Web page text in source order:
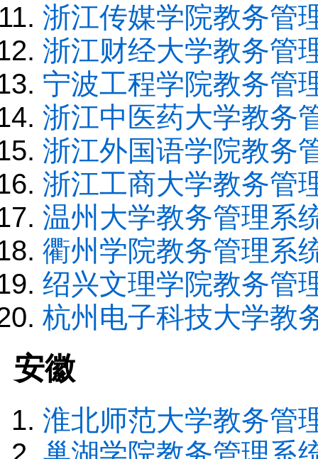
浙江传媒学院教务管
浙江财经大学教务管
宁波工程学院教务管
浙江中医药大学教务
浙江外国语学院教务
浙江工商大学教务管
温州大学教务管理系
衢州学院教务管理系
绍兴文理学院教务管
杭州电子科技大学教
安徽
淮北师范大学教务管